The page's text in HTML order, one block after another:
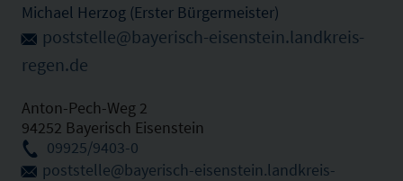
Michael Herzog (Erster Bürgermeister)
poststelle@bayerisch-eisenstein.landkreis-
regen.de
Anton-Pech-Weg 2
94252 Bayerisch Eisenstein
09925/9403-0
poststelle@bayerisch-eisenstein.landkreis-